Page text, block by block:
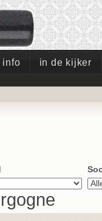
info in de kijker